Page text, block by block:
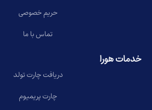
حریم خصوصی
تماس با ما
خدمات هورا
دریافت چارت تولد
چارت پریمیوم